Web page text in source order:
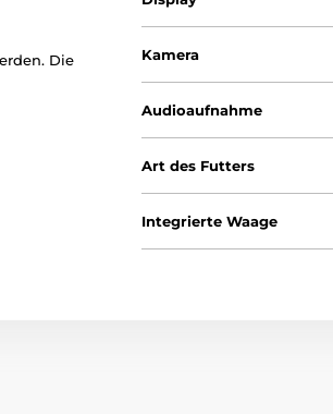
Die
Kamera
Audioaufnahme
Art des Futters
Integrierte Waage